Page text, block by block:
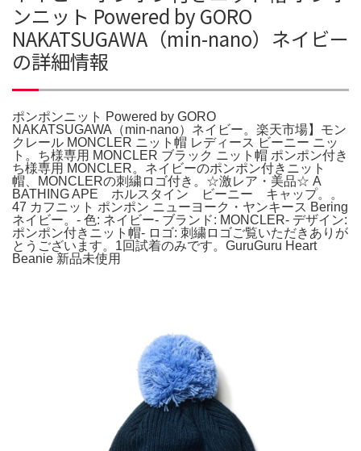
ンニット Powered by GORO
NAKATSUGAWA（min-nano）ネイビー
の詳細情報
ポンポンニット Powered by GORO
NAKATSUGAWA（min-nano）ネイビー。楽天市場】モン
クレール MONCLER ニット帽 レディース ビーニー ニッ
ト。ち様専用 MONCLER ブラック ニット帽 ポンポン付き
ち様専用 MONCLER。ネイビーのポンポン付きニット
帽、MONCLERの刺繍ロゴ付き。☆激レア・美品☆ A
BATHING APE ホルスタイン ビーニー キャップ。。
47 カフニット ポンポン ニューヨーク・ヤンキース Bering
ネイビー。- 色: ネイビー- ブランド: MONCLER- デザイン:
ポンポン付きニット帽- ロゴ: 刺繍ロゴご覧いただきありが
とうございます。1回試着のみです。GuruGuru Heart
Beanie 新品未使用